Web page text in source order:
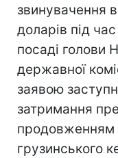
звинувачення
доларів пiд
посадi голови
державної
заявою
затримання
продовженням
грузинського